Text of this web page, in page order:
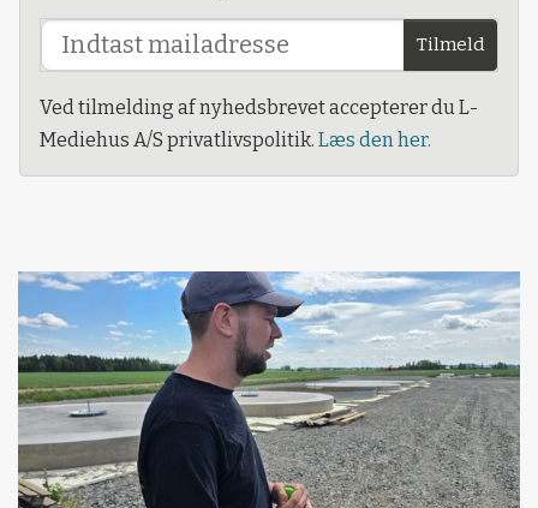
Tilmeld
Ved tilmelding af nyhedsbrevet accepterer du L-
Mediehus A/S privatlivspolitik. Læs den her.